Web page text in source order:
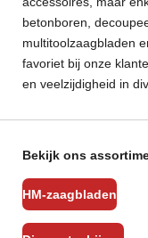
betonboren,
multitoolzaagbladen
favoriet bij onze
en veelzijdigheid in
Bekijk ons
HM-zaagbladen